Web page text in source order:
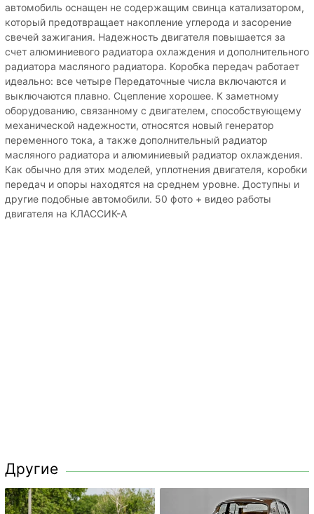
автомобиль оснащен не содержащим свинца катализатором,
который предотвращает накопление углерода и засорение
свечей зажигания. Надежность двигателя повышается за
счет алюминиевого радиатора охлаждения и дополнительного
радиатора масляного радиатора. Коробка передач работает
идеально: все четыре Передаточные числа включаются и
выключаются плавно. Сцепление хорошее. К заметному
оборудованию, связанному с двигателем, способствующему
механической надежности, относятся новый генератор
переменного тока, а также дополнительный радиатор
масляного радиатора и алюминиевый радиатор охлаждения.
Как обычно для этих моделей, уплотнения двигателя, коробки
передач и опоры находятся на среднем уровне. Доступны и
другие подобные автомобили. 50 фото + видео работы
двигателя на КЛАССИК-А
Другие